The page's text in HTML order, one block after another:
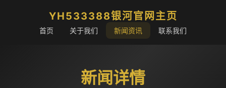
YH533388银河官网主页
首页 关于我们 新闻资讯 联系我们
新闻详情